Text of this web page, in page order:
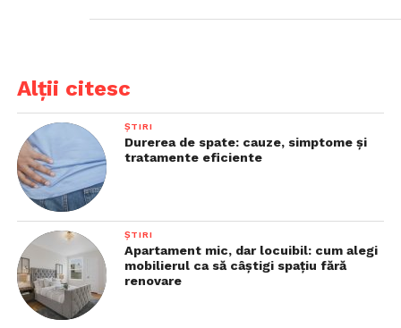
Alții citesc
ȘTIRI
Durerea de spate: cauze, simptome și
tratamente eficiente
ȘTIRI
Apartament mic, dar locuibil: cum alegi
mobilierul ca să câștigi spațiu fără
renovare